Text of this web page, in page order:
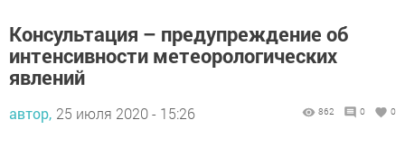
Консультация – предупреждение об
интенсивности метеорологических
явлений
автор, 25 июля 2020 - 15:26 862 0 0